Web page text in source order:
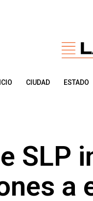
CIUDAD ESTADO
SLP
a